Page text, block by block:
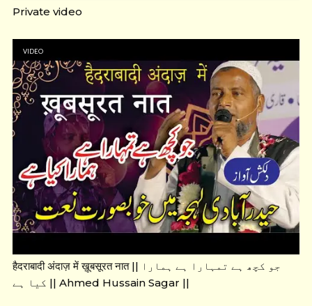
Private video
VIDEO
हैदराबादी अंदाज़ में ख़ूबसूरत नात || جو کچھ ہے تمہارا ہے ہمارا
کیا ہے || Ahmed Hussain Sagar ||